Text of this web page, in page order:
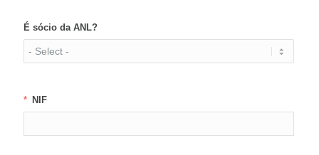
É sócio da ANL?
NIF